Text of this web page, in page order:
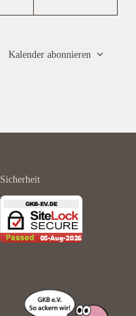
Kalender abonnieren
Sicherheit